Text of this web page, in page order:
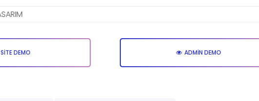
SITE DEMO ADMIN DEMO